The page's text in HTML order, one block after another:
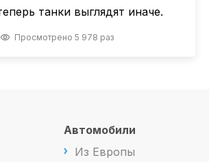
танки выглядят иначе.
Просмотрено 5 978 раз
Автомобили
Из Европы